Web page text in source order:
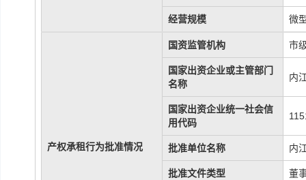
经营规模 微
产权承租行为批准情况
国资监管机构 市
国家出资企业或主管部门
名称
内
国家出资企业统一社会信
用代码
批准单位名称 内
批准文件类型 董